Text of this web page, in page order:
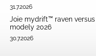
31.7.2026
Joie mydrift™ raven
modely 2026
30.7.2026